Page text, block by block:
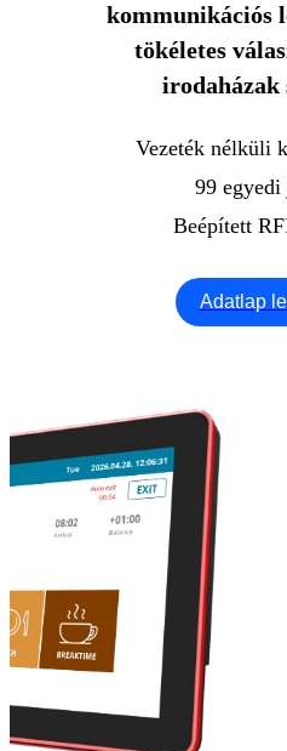
kommunikációs
tökéletes
irodaházak
Vezeték nélküli
99
Beépített
Adatlap